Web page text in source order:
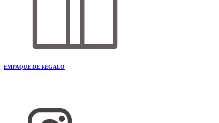
EMPAQUE DE REGALO